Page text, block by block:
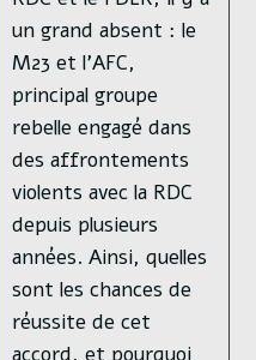
un grand absent : le
M23 et l’AFC,
principal groupe
rebelle engagé dans
des affrontements
violents avec la RDC
depuis plusieurs
années. Ainsi, quelles
sont les chances de
réussite de cet